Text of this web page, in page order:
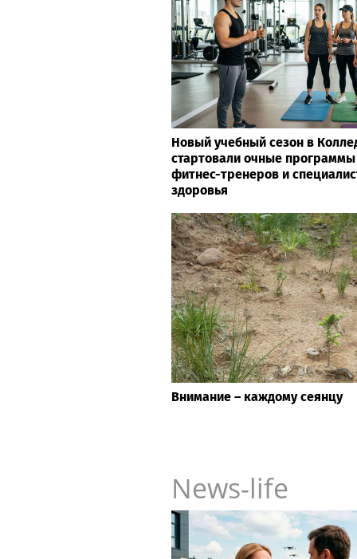
Новый учебный сезон в
стартовали очные программы
фитнес-тренеров и
здоровья
Внимание – каждому сеянцу
News-life